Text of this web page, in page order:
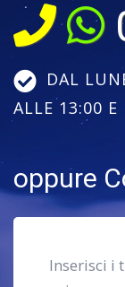
DAL
ALLE 13:00 E
oppure
Inserisci i